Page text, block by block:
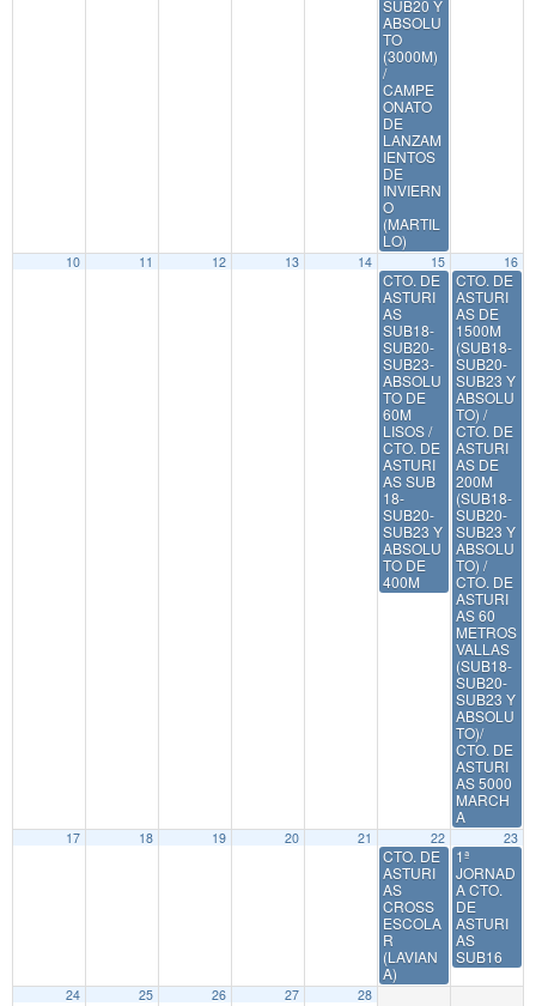
SUB20 Y
ABSOLU
TO
(3000M)
/
CAMPE
ONATO
DE
LANZAM
IENTOS
DE
INVIERN
O
(MARTIL
LO)
10 11 12 13 14 15
CTO. DE
ASTURI
AS
SUB18-
SUB20-
SUB23-
ABSOLU
TO DE
60M
LISOS /
CTO. DE
ASTURI
AS SUB
18-
SUB20-
SUB23 Y
ABSOLU
TO DE
400M
16
CTO. DE
ASTURI
AS DE
1500M
(SUB18-
SUB20-
SUB23 Y
ABSOLU
TO) /
CTO. DE
ASTURI
AS DE
200M
(SUB18-
SUB20-
SUB23 Y
ABSOLU
TO) /
CTO. DE
ASTURI
AS 60
METROS
VALLAS
(SUB18-
SUB20-
SUB23 Y
ABSOLU
TO)/
CTO. DE
ASTURI
AS 5000
MARCH
A
17 18 19 20 21 22
CTO. DE
ASTURI
AS
CROSS
ESCOLA
R
(LAVIAN
A)
23
1ª
JORNAD
A CTO.
DE
ASTURI
AS
SUB16
24 25 26 27 28